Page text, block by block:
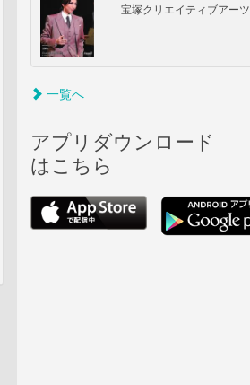
宝塚クリエイティブアーツ
一覧へ
アプリダウンロード
はこちら